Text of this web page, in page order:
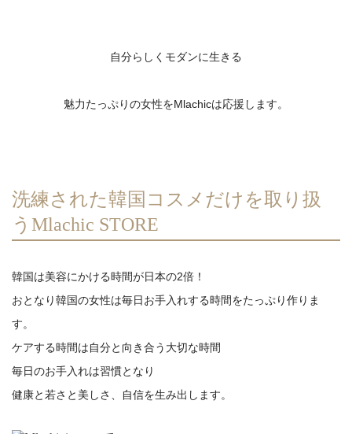
自分らしくモダンに生きる
魅力たっぷりの女性をMlachicは応援します。
洗練された韓国コスメだけを取り扱
うMlachic STORE
韓国は美容にかける時間が日本の2倍！
おとなり韓国の女性は毎日お手入れする時間をたっぷり作りま
す。
ケアする時間は自分と向き合う大切な時間
毎日のお手入れは習慣となり
健康と若さと美しさ、自信を生み出します。